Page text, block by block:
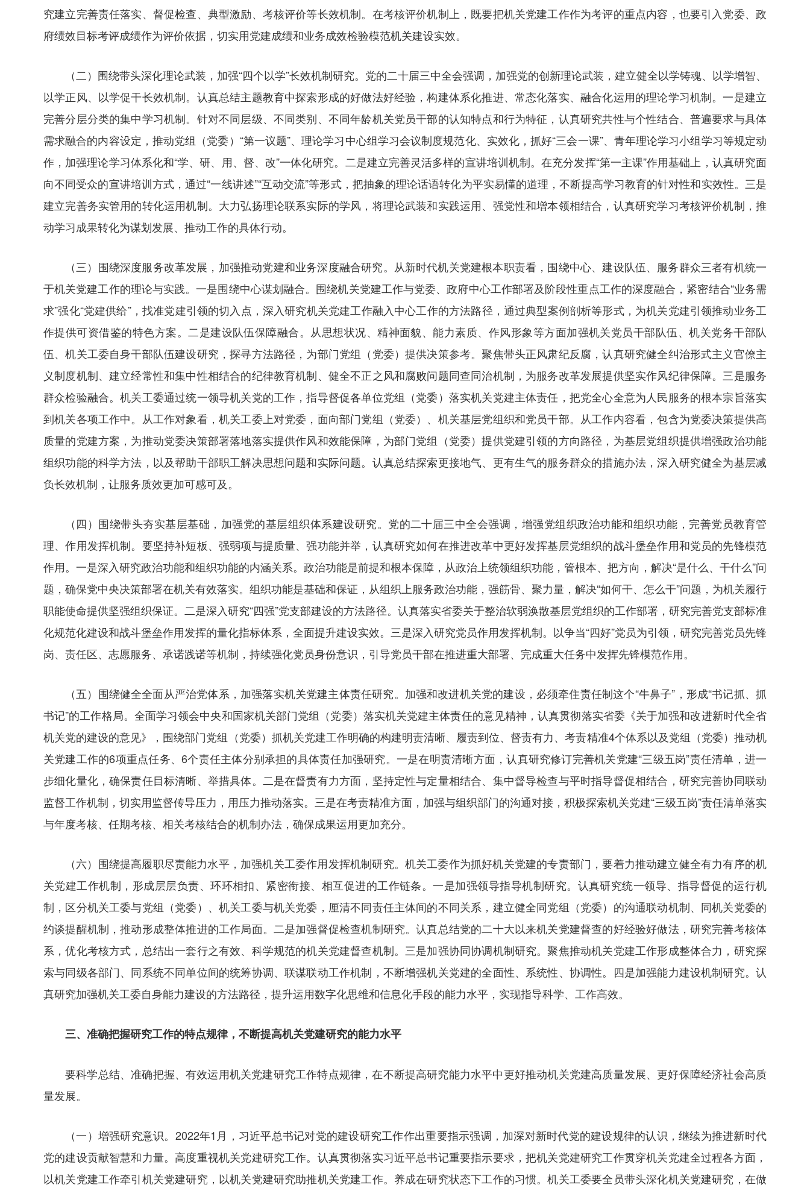
究建立完善责任落实、督促检查、典型激励、考核评价等长效机制。在考核评价机制上，既要把机关党建工作作为考评的重点内容，也要引入党委、政
府绩效目标考评成绩作为评价依据，切实用党建成绩和业务成效检验模范机关建设实效。
（二）围绕带头深化理论武装，加强“四个以学”长效机制研究。党的二十届三中全会强调，加强党的创新理论武装，建立健全以学铸魂、以学增智、
以学正风、以学促干长效机制。认真总结主题教育中探索形成的好做法好经验，构建体系化推进、常态化落实、融合化运用的理论学习机制。一是建立
完善分层分类的集中学习机制。针对不同层级、不同类别、不同年龄机关党员干部的认知特点和行为特征，认真研究共性与个性结合、普遍要求与具体
需求融合的内容设定，推动党组（党委）“第一议题”、理论学习中心组学习会议制度规范化、实效化，抓好“三会一课”、青年理论学习小组学习等规定动
作，加强理论学习体系化和“学、研、用、督、改”一体化研究。二是建立完善灵活多样的宣讲培训机制。在充分发挥“第一主课”作用基础上，认真研究面
向不同受众的宣讲培训方式，通过“一线讲述”“互动交流”等形式，把抽象的理论话语转化为平实易懂的道理，不断提高学习教育的针对性和实效性。三是
建立完善务实管用的转化运用机制。大力弘扬理论联系实际的学风，将理论武装和实践运用、强党性和增本领相结合，认真研究学习考核评价机制，推
动学习成果转化为谋划发展、推动工作的具体行动。
（三）围绕深度服务改革发展，加强推动党建和业务深度融合研究。从新时代机关党建根本职责看，围绕中心、建设队伍、服务群众三者有机统一
于机关党建工作的理论与实践。一是围绕中心谋划融合。围绕机关党建工作与党委、政府中心工作部署及阶段性重点工作的深度融合，紧密结合“业务需
求”强化“党建供给”，找准党建引领的切入点，深入研究机关党建工作融入中心工作的方法路径，通过典型案例剖析等形式，为机关党建引领推动业务工
作提供可资借鉴的特色方案。二是建设队伍保障融合。从思想状况、精神面貌、能力素质、作风形象等方面加强机关党员干部队伍、机关党务干部队
伍、机关工委自身干部队伍建设研究，探寻方法路径，为部门党组（党委）提供决策参考。聚焦带头正风肃纪反腐，认真研究健全纠治形式主义官僚主
义制度机制、建立经常性和集中性相结合的纪律教育机制、健全不正之风和腐败问题同查同治机制，为服务改革发展提供坚实作风纪律保障。三是服务
群众检验融合。机关工委通过统一领导机关党的工作，指导督促各单位党组（党委）落实机关党建主体责任，把党全心全意为人民服务的根本宗旨落实
到机关各项工作中。从工作对象看，机关工委上对党委，面向部门党组（党委）、机关基层党组织和党员干部。从工作内容看，包含为党委决策提供高
质量的党建方案，为推动党委决策部署落地落实提供作风和效能保障，为部门党组（党委）提供党建引领的方向路径，为基层党组织提供增强政治功能
组织功能的科学方法，以及帮助干部职工解决思想问题和实际问题。认真总结探索更接地气、更有生气的服务群众的措施办法，深入研究健全为基层减
负长效机制，让服务质效更加可感可及。
（四）围绕带头夯实基层基础，加强党的基层组织体系建设研究。党的二十届三中全会强调，增强党组织政治功能和组织功能，完善党员教育管
理、作用发挥机制。要坚持补短板、强弱项与提质量、强功能并举，认真研究如何在推进改革中更好发挥基层党组织的战斗堡垒作用和党员的先锋模范
作用。一是深入研究政治功能和组织功能的内涵关系。政治功能是前提和根本保障，从政治上统领组织功能，管根本、把方向，解决“是什么、干什么”问
题，确保党中央决策部署在机关有效落实。组织功能是基础和保证，从组织上服务政治功能，强筋骨、聚力量，解决“如何干、怎么干”问题，为机关履行
职能使命提供坚强组织保证。二是深入研究“四强”党支部建设的方法路径。认真落实省委关于整治软弱涣散基层党组织的工作部署，研究完善党支部标准
化规范化建设和战斗堡垒作用发挥的量化指标体系，全面提升建设实效。三是深入研究党员作用发挥机制。以争当“四好”党员为引领，研究完善党员先锋
岗、责任区、志愿服务、承诺践诺等机制，持续强化党员身份意识，引导党员干部在推进重大部署、完成重大任务中发挥先锋模范作用。
（五）围绕健全全面从严治党体系，加强落实机关党建主体责任研究。加强和改进机关党的建设，必须牵住责任制这个“牛鼻子”，形成“书记抓、抓
书记”的工作格局。全面学习领会中央和国家机关部门党组（党委）落实机关党建主体责任的意见精神，认真贯彻落实省委《关于加强和改进新时代全省
机关党的建设的意见》，围绕部门党组（党委）抓机关党建工作明确的构建明责清晰、履责到位、督责有力、考责精准4个体系以及党组（党委）推动机
关党建工作的6项重点任务、6个责任主体分别承担的具体责任加强研究。一是在明责清晰方面，认真研究修订完善机关党建“三级五岗”责任清单，进一
步细化量化，确保责任目标清晰、举措具体。二是在督责有力方面，坚持定性与定量相结合、集中督导检查与平时指导督促相结合，研究完善协同联动
监督工作机制，切实用监督传导压力，用压力推动落实。三是在考责精准方面，加强与组织部门的沟通对接，积极探索机关党建“三级五岗”责任清单落实
与年度考核、任期考核、相关考核结合的机制办法，确保成果运用更加充分。
（六）围绕提高履职尽责能力水平，加强机关工委作用发挥机制研究。机关工委作为抓好机关党建的专责部门，要着力推动建立健全有力有序的机
关党建工作机制，形成层层负责、环环相扣、紧密衔接、相互促进的工作链条。一是加强领导指导机制研究。认真研究统一领导、指导督促的运行机
制，区分机关工委与党组（党委）、机关工委与机关党委，厘清不同责任主体间的不同关系，建立健全同党组（党委）的沟通联动机制、同机关党委的
约谈提醒机制，推动形成整体推进的工作局面。二是加强督促检查机制研究。认真总结党的二十大以来机关党建督查的好经验好做法，研究完善考核体
系，优化考核方式，总结出一套行之有效、科学规范的机关党建督查机制。三是加强协同协调机制研究。聚焦推动机关党建工作形成整体合力，研究探
索与同级各部门、同系统不同单位间的统筹协调、联谋联动工作机制，不断增强机关党建的全面性、系统性、协调性。四是加强能力建设机制研究。认
真研究加强机关工委自身能力建设的方法路径，提升运用数字化思维和信息化手段的能力水平，实现指导科学、工作高效。
三、准确把握研究工作的特点规律，不断提高机关党建研究的能力水平
要科学总结、准确把握、有效运用机关党建研究工作特点规律，在不断提高研究能力水平中更好推动机关党建高质量发展、更好保障经济社会高质
量发展。
（一）增强研究意识。2022年1月，习近平总书记对党的建设研究工作作出重要指示强调，加深对新时代党的建设规律的认识，继续为推进新时代
党的建设贡献智慧和力量。高度重视机关党建研究工作。认真贯彻落实习近平总书记重要指示要求，把机关党建研究工作贯穿机关党建全过程各方面，
以机关党建工作牵引机关党建研究，以机关党建研究助推机关党建工作。养成在研究状态下工作的习惯。机关工委要全员带头深化机关党建研究，在做